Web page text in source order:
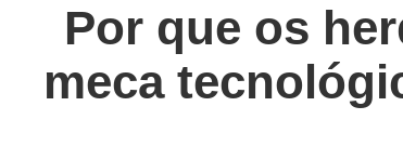
Por que os
meca